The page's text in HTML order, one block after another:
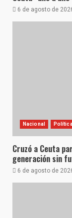
6 de agosto de
Nacional
Cruzó a Ceuta
generación sin
6 de agosto de